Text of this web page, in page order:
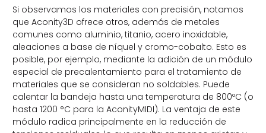
Si observamos los materiales con precisión, notamos
que Aconity3D ofrece otros, además de metales
comunes como aluminio, titanio, acero inoxidable,
aleaciones a base de níquel y cromo-cobalto. Esto es
posible, por ejemplo, mediante la adición de un módulo
especial de precalentamiento para el tratamiento de
materiales que se consideran no soldables. Puede
calentar la bandeja hasta una temperatura de 800ºC (o
hasta 1200 °C para la AconityMIDI). La ventaja de este
módulo radica principalmente en la reducción de